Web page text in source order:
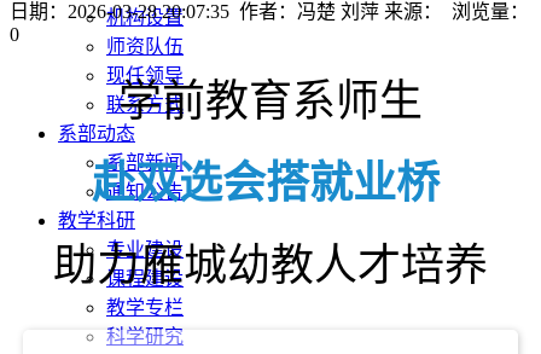
机构设置
师资队伍
现任领导
联系方式
系部动态
系部新闻
通知公告
教学科研
专业建设
课程建设
教学专栏
科学研究
日期：2026-03-28 20:07:35 作者：冯楚 刘萍 来源： 浏览量：
0
学前教育系师生
赴双选会搭就业桥
助力雁城幼教人才培养